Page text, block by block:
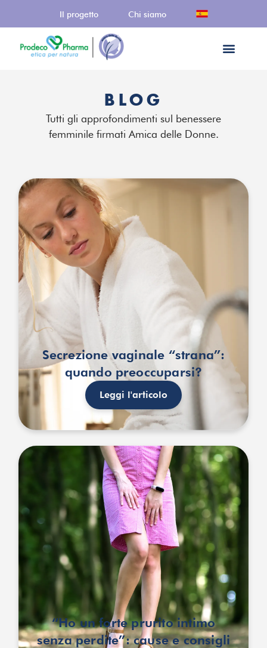
Il progetto Chi siamo
BLOG
Tutti gli approfondimenti sul benessere
femminile firmati Amica delle Donne.
Secrezione vaginale “strana”:
quando preoccuparsi?
Leggi l'articolo
“Ho un forte prurito intimo
senza perdite”: cause e consigli